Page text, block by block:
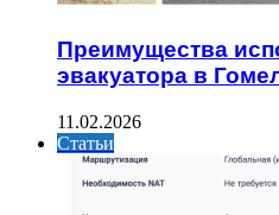
Преимущества
эвакуатора в
11.02.2026
Статьи